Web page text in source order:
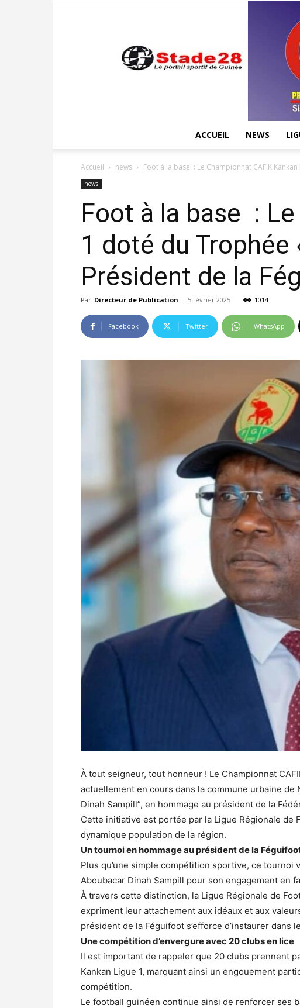
ACCUEIL NEWS
Accueil news Foot à la base : Le Championnat CAFIK
news
Foot à la base :
1 doté du Trophée
Président de la
Par Directeur de Publication - 5 février 2025 1014
Facebook Twitter WhatsApp
À tout seigneur, tout honneur ! Le Championnat
actuellement en cours dans la commune urbaine de
Dinah Sampill”, en hommage au président de la
Cette initiative est portée par la Ligue Régionale de
dynamique population de la région.
Un tournoi en hommage au président de la
Plus qu’une simple compétition sportive, ce
Aboubacar Dinah Sampill pour son engagement en
À travers cette distinction, la Ligue Régionale de
expriment leur attachement aux idéaux et aux
président de la Féguifoot s’efforce d’instaurer dans
Une compétition d’envergure avec 20 clubs en lice
Il est important de rappeler que 20 clubs prennent
Kankan Ligue 1, marquant ainsi un engouement
compétition.
Le football guinéen continue ainsi de renforcer ses